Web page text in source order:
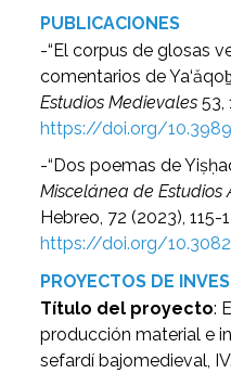
PUBLICACIONES
-“El corpus de glosas
comentarios de
Estudios Medievales 53,
https://doi.org/
-“Dos poemas de
Miscelánea de Estudios
Hebreo, 72 (2023), 115-
https://doi.org/
PROYECTOS DE
Título del proyecto:
producción material e
sefardí bajomedieval, IV.